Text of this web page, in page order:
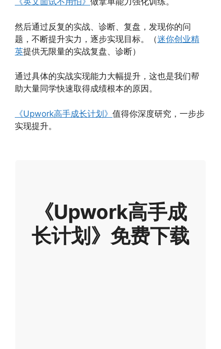
然后通过反复的实战、诊断、复盘，发现你的问
题，不断提升实力，逐步实现目标。（迷你创业精
英提供无限量的实战复盘、诊断）
通过具体的实战实现能力大幅提升，这也是我们帮
助大量同学快速取得成绩根本的原因。
《Upwork高手成长计划》 值得你深度研究，一步步
实现提升。
《Upwork高手成
长计划》免费下载